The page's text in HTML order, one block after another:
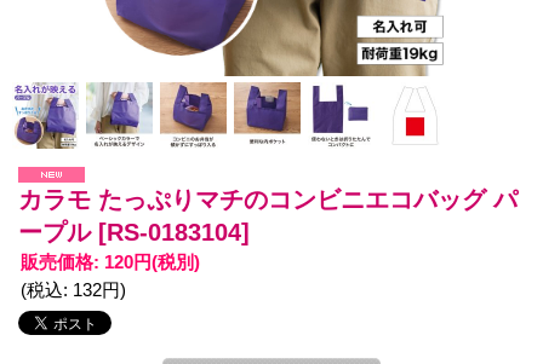
カラモ たっぷりマチのコンビニエコバッグ パ
ープル [RS-0183104]
販売価格: 120円(税別)
(税込: 132円)